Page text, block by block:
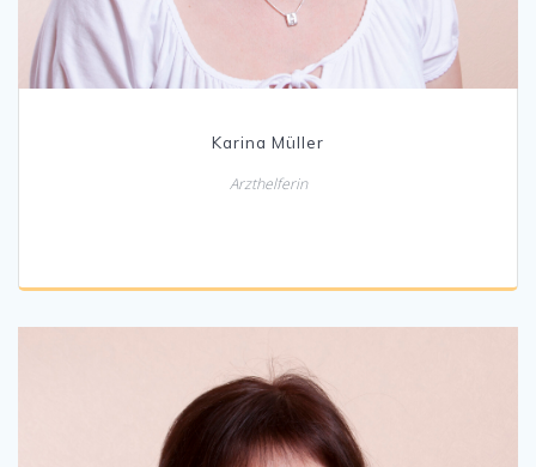
Karina Müller
Arzthelferin